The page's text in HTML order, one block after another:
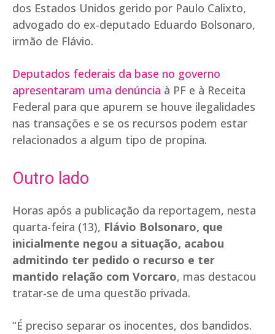
dos Estados Unidos gerido por Paulo Calixto,
advogado do ex-deputado Eduardo Bolsonaro,
irmão de Flávio.
Deputados federais da base no governo
apresentaram uma denúncia à PF e à Receita
Federal para que apurem se houve ilegalidades
nas transações e se os recursos podem estar
relacionados a algum tipo de propina.
Outro lado
Horas após a publicação da reportagem, nesta
quarta-feira (13), Flávio Bolsonaro, que
inicialmente negou a situação, acabou
admitindo ter pedido o recurso e ter
mantido relação com Vorcaro, mas destacou
tratar-se de uma questão privada.
“É preciso separar os inocentes, dos bandidos.